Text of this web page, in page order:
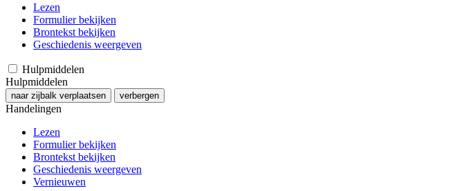
Lezen
Formulier bekijken
Brontekst bekijken
Geschiedenis weergeven
Hulpmiddelen
Hulpmiddelen
naar zijbalk verplaatsen verbergen
Handelingen
Lezen
Formulier bekijken
Brontekst bekijken
Geschiedenis weergeven
Vernieuwen